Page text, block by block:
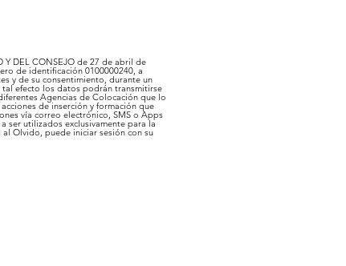
DEL CONSEJO de 27 de abril de
de identificación 0100000240, a
y de su consentimiento, durante un
efecto los datos podrán transmitirse
Agencias de Colocación que lo
de inserción y formación que
vía correo electrónico, SMS o Apps
ser utilizados exclusivamente para la
Olvido, puede iniciar sesión con su